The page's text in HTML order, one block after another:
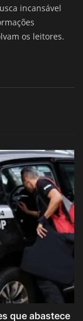
incansável
os leitores.
que abastece